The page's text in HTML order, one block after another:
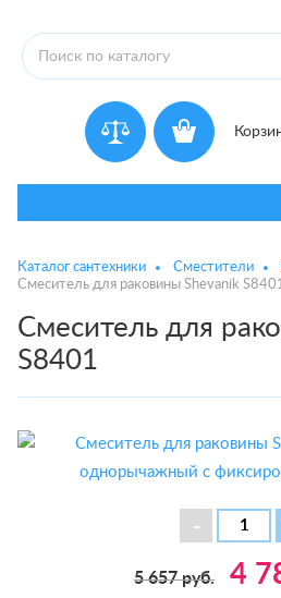
Каталог сантехники Сместители
Смеситель для раковины Shevanik
Смеситель для
S8401
5 657руб. 4